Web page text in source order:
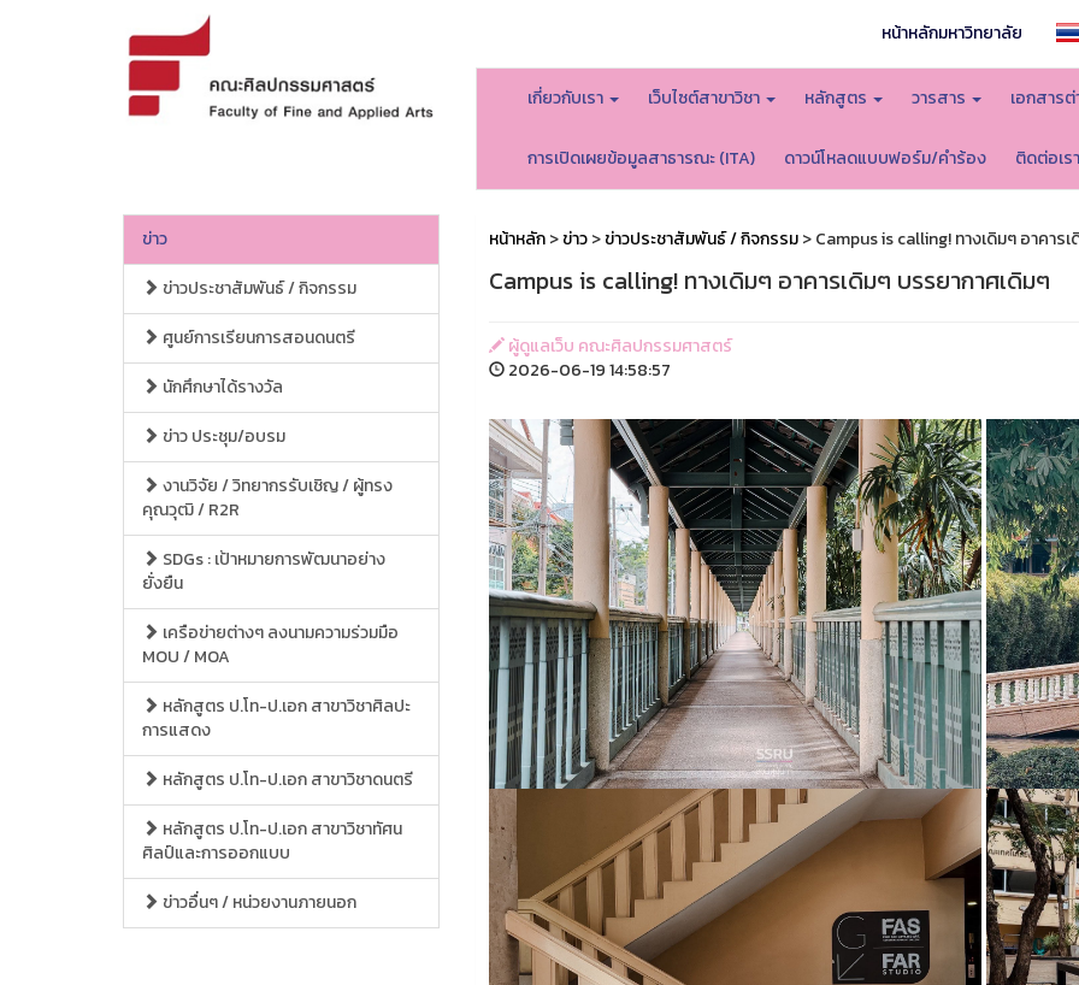
หน้าหลักมหาวิทยาลัย
เกี่ยวกับเรา เว็บไซต์สาขาวิชา หลักสูตร วารสาร เอกสาร
การเปิดเผยข้อมูลสาธารณะ (ITA) ดาวน์โหลดแบบฟอร์ม/คำร้อง ติดต่อเรา
ข่าว
ข่าวประชาสัมพันธ์ / กิจกรรม
ศูนย์การเรียนการสอนดนตรี
นักศึกษาได้รางวัล
ข่าว ประชุม/อบรม
งานวิจัย / วิทยากรรับเชิญ / ผู้ทรง
คุณวุฒิ / R2R
SDGs : เป้าหมายการพัฒนาอย่าง
ยั่งยืน
เครือข่ายต่างๆ ลงนามความร่วมมือ
MOU / MOA
หลักสูตร ป.โท-ป.เอก สาขาวิชาศิลปะ
การแสดง
หลักสูตร ป.โท-ป.เอก สาขาวิชาดนตรี
หลักสูตร ป.โท-ป.เอก สาขาวิชาทัศน
ศิลป์และการออกแบบ
ข่าวอื่นๆ / หน่วยงานภายนอก
หน้าหลัก>ข่าว>ข่าวประชาสัมพันธ์ / กิจกรรม> Campus is calling! ทางเดิมๆ อาคาร
Campus is calling! ทางเดิมๆ อาคารเดิมๆ บรรยากาศเดิมๆ
ผู้ดูแลเว็บ คณะศิลปกรรมศาสตร์
2026-06-19 14:58:57